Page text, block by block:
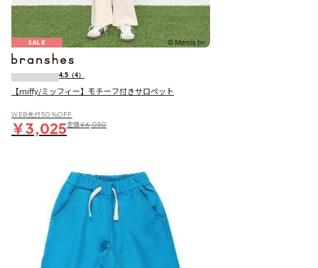
SALE
4.5 （4）
【miffy/ミッフィー】モチーフ付きサロペット
WEB先行50％OFF
￥3,025定価￥6,050